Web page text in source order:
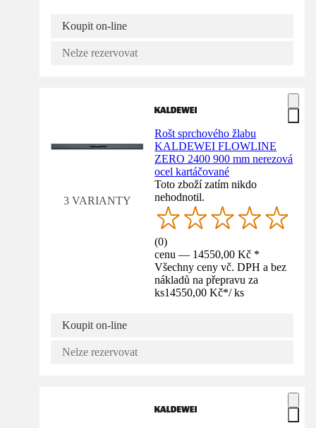
Koupit on-line
Nelze rezervovat
3 VARIANTY
Rošt sprchového žlabu
KALDEWEI FLOWLINE
ZERO 2400 900 mm nerezová
ocel kartáčované
Toto zboží zatím nikdo
nehodnotil.
(0)
cenu — 14550,00 Kč *
Všechny ceny vč. DPH a bez
nákladů na přepravu za
ks14550,00 Kč*/ ks
Koupit on-line
Nelze rezervovat